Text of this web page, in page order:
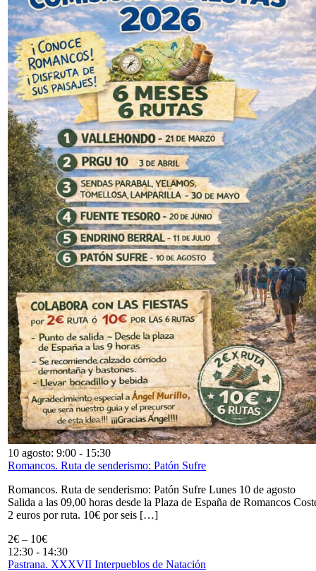
10 agosto: 9:00 - 15:30
Romancos. Ruta de senderismo: Patón Sufre
Romancos. Ruta de senderismo: Patón Sufre Lunes 10 de agosto
Salida a las 09,00 horas desde la Plaza de España de Romancos
2 euros por ruta. 10€ por seis […]
2€ – 10€
12:30 - 14:30
Pastrana. XXXVII Interpueblos de Natación